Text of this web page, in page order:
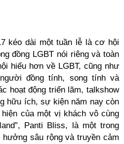
kéo dài một tuần lễ là cơ hội
đồng LGBT nói riêng và toàn
hiểu hơn về LGBT, cũng như
đồng tính, song tính và
hoạt động triển lãm, talkshow
hữu ích, sự kiện năm nay còn
của một vị khách vô cùng
Panti Bliss, là một trong
sâu rộng và truyền cảm